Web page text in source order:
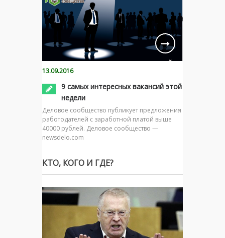
13.09.2016
9 самых интересных вакансий этой
недели
Деловое сообщество публикует предложения
работодателей с заработной платой выше
40000 рублей. Деловое сообщество —
newsdelo.com
КТО, КОГО И ГДЕ?